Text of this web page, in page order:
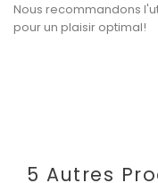
Nous recommandons
pour un plaisir optimal!
5 Autres